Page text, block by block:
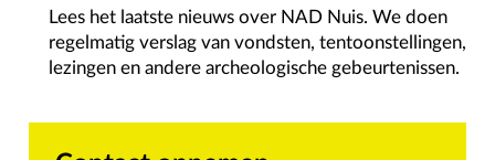
Lees het laatste nieuws over NAD Nuis. We doen
regelmatig verslag van vondsten, tentoonstellingen,
lezingen en andere archeologische gebeurtenissen.